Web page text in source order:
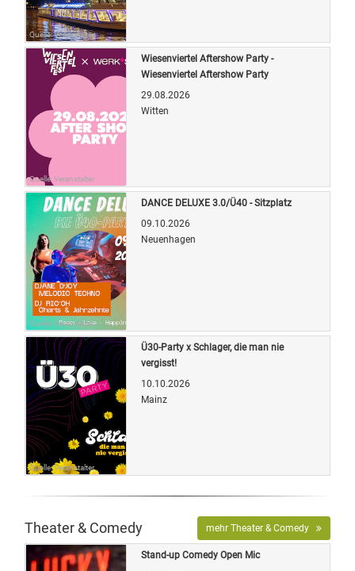
Quelle: Veranstalter
Quelle: Veranstalter
Wiesenviertel Aftershow Party -
Wiesenviertel Aftershow Party
29.08.2026
Witten
Quelle: Veranstalter
DANCE DELUXE 3.0/Ü40 - Sitzplatz
09.10.2026
Neuenhagen
Quelle: Veranstalter
Ü30-Party x Schlager, die man nie
vergisst!
10.10.2026
Mainz
Theater & Comedy mehr Theater & Comedy
Stand-up Comedy Open Mic